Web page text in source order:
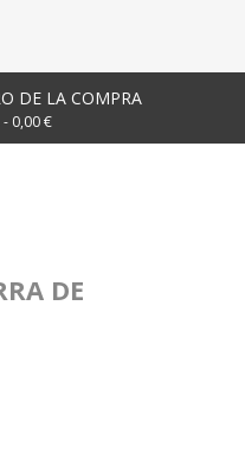
DE LA COMPRA
0,00 €
DE